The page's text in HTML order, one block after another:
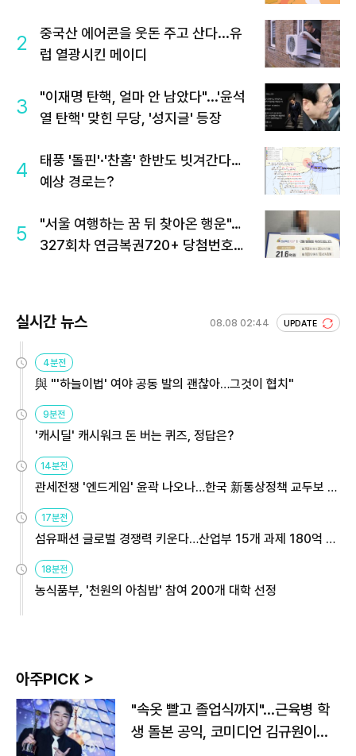
2
중국산 에어콘을 웃돈 주고 산다...유
럽 열광시킨 메이디
3
"이재명 탄핵, 얼마 안 남았다"...'윤석
열 탄핵' 맞힌 무당, '성지글' 등장
4
태풍 '돌핀'·'찬홈' 한반도 빗겨간다…
예상 경로는?
5
"서울 여행하는 꿈 뒤 찾아온 행운"…
327회차 연금복권720+ 당첨번호조
실시간 뉴스 08.08 02:44 UPDATE
4분전
與 "'하늘이법' 여야 공동 발의 괜찮아…그것이 협치"
9분전
'캐시딜' 캐시워크 돈 버는 퀴즈, 정답은?
14분전
관세전쟁 '엔드게임' 윤곽 나오나…한국 新통상정책 교두보 활
17분전
섬유패션 글로벌 경쟁력 키운다…산업부 15개 과제 180억 지
18분전
농식품부, '천원의 아침밥' 참여 200개 대학 선정
아주PICK >
"속옷 빨고 졸업식까지"…근육병 학
생 돌본 공익, 코미디언 김규원이었